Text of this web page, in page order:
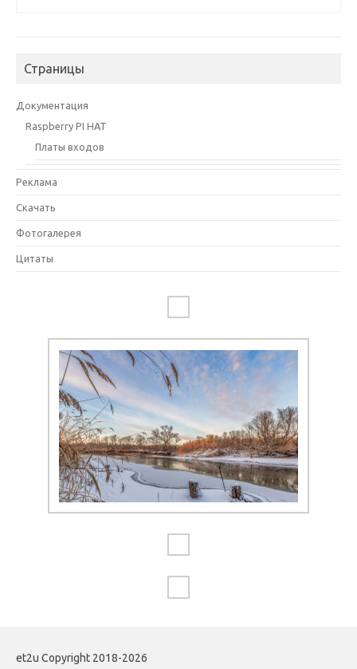
Страницы
Документация
Raspberry PI HAT
Платы входов
Реклама
Скачать
Фотогалерея
Цитаты
et2u Copyright 2018-2026